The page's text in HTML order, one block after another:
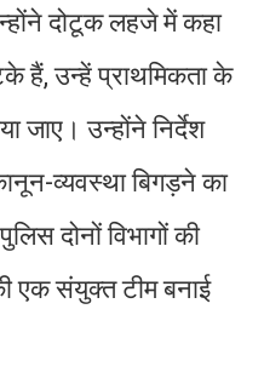
दोटूक लहजे में कहा
हैं, उन्हें प्राथमिकता के
उन्होंने निर्देश
व्यवस्था बिगड़ने का
दोनों विभागों की
एक संयुक्त टीम बनाई